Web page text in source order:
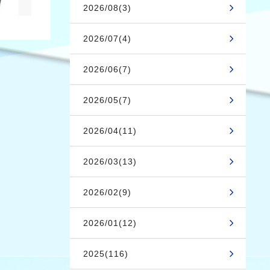
2026/08(3)
2026/07(4)
2026/06(7)
2026/05(7)
2026/04(11)
2026/03(13)
2026/02(9)
2026/01(12)
2025(116)